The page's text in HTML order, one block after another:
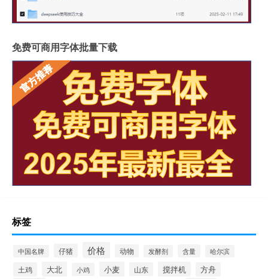
免费可商用字体批量下载
标签
中国名牌 仔猪 价格 动物 发酵剂 含量 哈尔滨
土鸡 大北 小鸡 小麦 山东 搅拌机 方舟